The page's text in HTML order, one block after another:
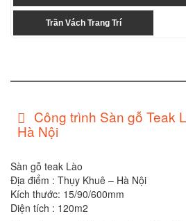
Trần Vách Trang Trí
Công trình Sàn gỗ Teak
Hà Nội
Sàn gỗ teak Lào
Địa điểm : Thụy Khuê – Hà Nội
Kích thước: 15/90/600mm
Diện tích : 120m2